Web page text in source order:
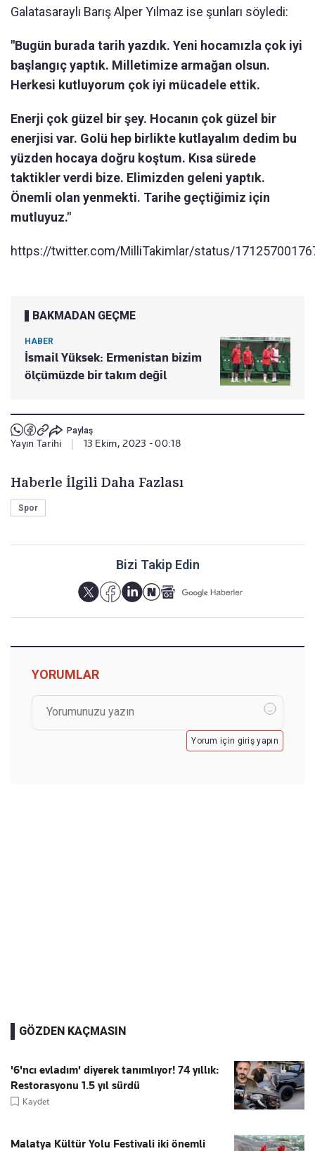
Galatasaraylı Barış Alper Yılmaz ise şunları söyledi:
"Bugün burada tarih yazdık. Yeni hocamızla çok iyi
başlangıç yaptık. Milletimize armağan olsun.
Herkesi kutluyorum çok iyi mücadele ettik.
Enerji çok güzel bir şey. Hocanın çok güzel bir
enerjisi var. Golü hep birlikte kutlayalım dedim bu
yüzden hocaya doğru koştum. Kısa sürede
taktikler verdi bize. Elimizden geleni yaptık.
Önemli olan yenmekti. Tarihe geçtiğimiz için
mutluyuz."
https://twitter.com/MilliTakimlar/status/
BAKMADAN GEÇME
HABER
İsmail Yüksek: Ermenistan bizim
ölçümüzde bir takım değil
Paylaş
Yayın Tarihi 13 Ekim, 2023 - 00:18
Haberle İlgili Daha Fazlası
Spor
Bizi Takip Edin
YORUMLAR
Yorum için giriş yapın
GÖZDEN KAÇMASIN
'6'ncı evladım' diyerek tanımlıyor! 74 yıllık:
Restorasyonu 1.5 yıl sürdü
Kaydet
Malatya Kültür Yolu Festivali iki önemli